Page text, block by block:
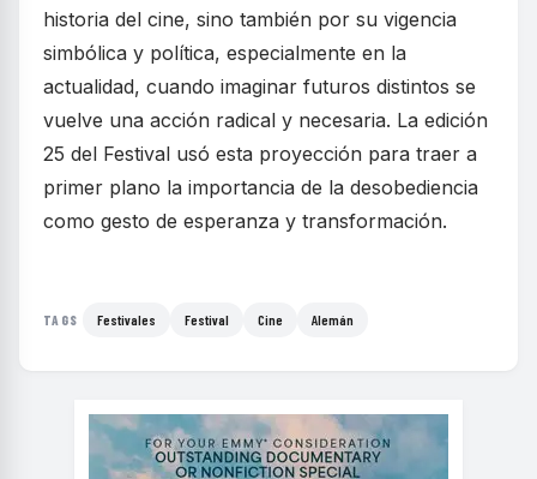
historia del cine, sino también por su vigencia
simbólica y política, especialmente en la
actualidad, cuando imaginar futuros distintos se
vuelve una acción radical y necesaria. La edición
25 del Festival usó esta proyección para traer a
primer plano la importancia de la desobediencia
como gesto de esperanza y transformación.
TAGS Festivales Festival Cine Alemán